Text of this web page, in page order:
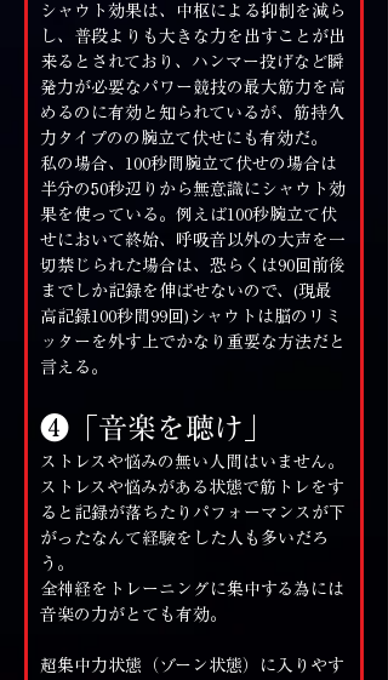
シャウト効果は、中枢による抑制を減ら
し、普段よりも大きな力を出すことが出
来るとされており、ハンマー投げなど瞬
発力が必要なパワー競技の最大筋力を高
めるのに有効と知られているが、筋持久
力タイプのの腕立て伏せにも有効だ。
私の場合、100秒間腕立て伏せの場合は
半分の50秒辺りから無意識にシャウト効
果を使っている。例えば100秒腕立て伏
せにおいて終始、呼吸音以外の大声を一
切禁じられた場合は、恐らくは90回前後
までしか記録を伸ばせないので、(現最
高記録100秒間99回)シャウトは脳のリミ
ッターを外す上でかなり重要な方法だと
言える。
❹「音楽を聴け」
ストレスや悩みの無い人間はいません。
ストレスや悩みがある状態で筋トレをす
ると記録が落ちたりパフォーマンスが下
がったなんて経験をした人も多いだろ
う。
全神経をトレーニングに集中する為には
音楽の力がとても有効。
超集中力状態（ゾーン状態）に入りやす